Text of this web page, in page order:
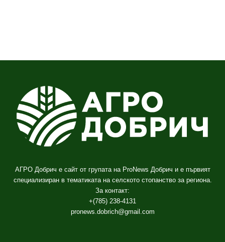
АГРО Добрич е сайт от групата на ProNews Добрич и е първият
специализиран в тематиката на селското стопанство за региона.
За контакт:
+(785) 238-4131
pronews.dobrich@gmail.com